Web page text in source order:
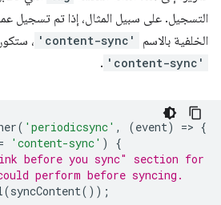
التسجيل. على سبيل المثال، إذا تم تسجيل
الخلفية بالاسم
'content-sync' ،
'content-sync'
.
( 'periodicsync' , (event) => {
'content-sync' )
{
before you sync" section for
perform before syncing.
(syncContent());